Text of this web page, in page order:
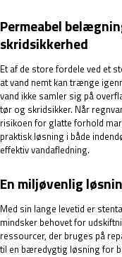
Permeabel
skridsikkerhed
Et af de store fordele ved et
at vand nemt kan trænge
vand ikke samler sig på
tør og skridsikker. Når
risikoen for glatte forhold
praktisk løsning i både
effektiv vandafledning.
En miljøvenlig
Med sin lange levetid er
mindsker behovet for
ressourcer, der bruges på
til en bæredygtig løsning for